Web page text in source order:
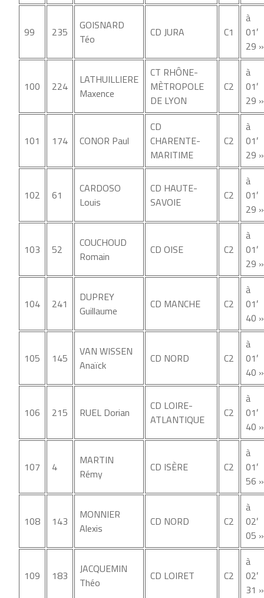
99 235
GOISNARD
Téo
CD JURA C1
à
01′
29 »
100 224
LATHUILLIERE
Maxence
CT RHÔNE-
MÈTROPOLE
DE LYON
C2
à
01′
29 »
101 174 CONOR Paul
CD
CHARENTE-
MARITIME
C2
à
01′
29 »
102 61
CARDOSO
Louis
CD HAUTE-
SAVOIE
C2
à
01′
29 »
103 52
COUCHOUD
Romain
CD OISE C2
à
01′
29 »
104 241
DUPREY
Guillaume
CD MANCHE C2
à
01′
40 »
105 145
VAN WISSEN
Anaïck
CD NORD C2
à
01′
40 »
106 215 RUEL Dorian
CD LOIRE-
ATLANTIQUE
C2
à
01′
40 »
107 4
MARTIN
Rémy
CD ISÈRE C2
à
01′
56 »
108 143
MONNIER
Alexis
CD NORD C2
à
02′
05 »
109 183
JACQUEMIN
Théo
CD LOIRET C2
à
02′
31 »